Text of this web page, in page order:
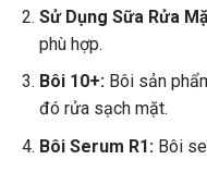
Sử Dụng Sữa Rửa
phù hợp.
Bôi 10+:Bôi sản
đó rửa sạch mặt.
Bôi Serum R1:Bôi